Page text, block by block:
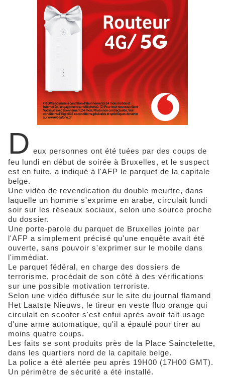
D eux personnes ont été tuées par des coups de
feu lundi en début de soirée à Bruxelles, et le suspect
est en fuite, a indiqué à l'AFP le parquet de la capitale
belge.
Une vidéo de revendication du double meurtre, dans
laquelle un homme s'exprime en arabe, circulait lundi
soir sur les réseaux sociaux, selon une source proche
du dossier.
Une porte-parole du parquet de Bruxelles jointe par
l'AFP a simplement précisé qu'une enquête avait été
ouverte, sans pouvoir s'exprimer sur le mobile dans
l'immédiat.
Le parquet fédéral, en charge des dossiers de
terrorisme, procédait de son côté à des vérifications
sur une possible motivation terroriste.
Selon une vidéo diffusée sur le site du journal flamand
Het Laatste Nieuws, le tireur en veste fluo orange qui
circulait en scooter s'est enfui après avoir fait usage
d'une arme automatique, qu'il a épaulé pour tirer au
moins quatre coups.
Les faits se sont produits près de la Place Sainctelette,
dans les quartiers nord de la capitale belge.
La police a été alertée peu après 19H00 (17H00 GMT).
Un périmètre de sécurité a été installé.